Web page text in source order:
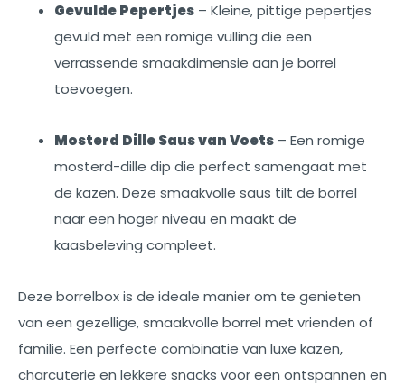
Gevulde Pepertjes – Kleine, pittige pepertjes
gevuld met een romige vulling die een
verrassende smaakdimensie aan je borrel
toevoegen.
Mosterd Dille Saus van Voets – Een romige
mosterd-dille dip die perfect samengaat met
de kazen. Deze smaakvolle saus tilt de borrel
naar een hoger niveau en maakt de
kaasbeleving compleet.
Deze borrelbox is de ideale manier om te genieten
van een gezellige, smaakvolle borrel met vrienden of
familie. Een perfecte combinatie van luxe kazen,
charcuterie en lekkere snacks voor een ontspannen en